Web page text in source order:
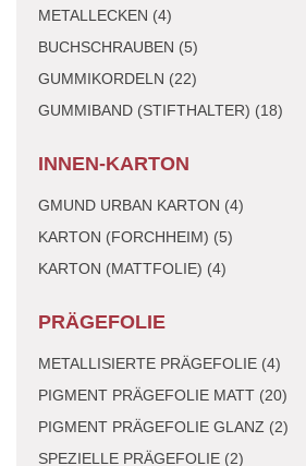
METALLECKEN (4)
BUCHSCHRAUBEN (5)
GUMMIKORDELN (22)
GUMMIBAND (STIFTHALTER) (18)
INNEN-KARTON
GMUND URBAN KARTON (4)
KARTON (FORCHHEIM) (5)
KARTON (MATTFOLIE) (4)
PRÄGEFOLIE
METALLISIERTE PRÄGEFOLIE (4)
PIGMENT PRÄGEFOLIE MATT (20)
PIGMENT PRÄGEFOLIE GLANZ (2)
SPEZIELLE PRÄGEFOLIE (2)